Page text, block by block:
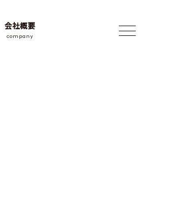
会社概要
company